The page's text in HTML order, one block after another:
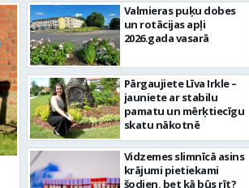
Valmieras puķu dobes
un rotācijas apļi
2026.gada vasarā
Pārgaujiete Līva Irkle –
jauniete ar stabilu
pamatu un mērķtiecīgu
skatu nākotnē
Vidzemes slimnīcā asins
krājumi pietiekami
šodien, bet kā būs rīt?